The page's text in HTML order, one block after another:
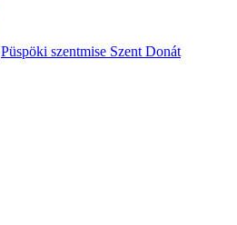
Püspöki szentmise Szent Donát